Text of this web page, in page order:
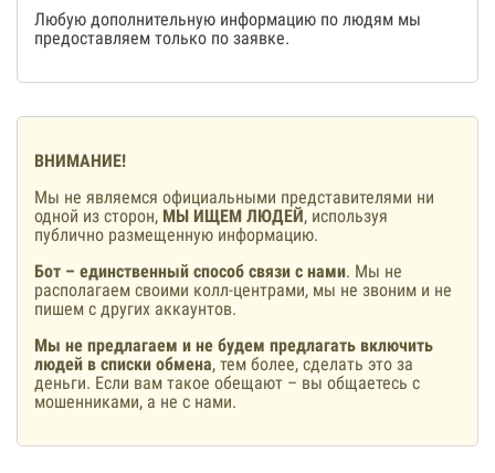
Любую дополнительную информацию по людям мы
предоставляем только по заявке.
ВНИМАНИЕ!
Мы не являемся официальными представителями ни
одной из сторон, МЫ ИЩЕМ ЛЮДЕЙ, используя
публично размещенную информацию.
Бот – единственный способ связи с нами. Мы не
располагаем своими колл-центрами, мы не звоним и не
пишем с других аккаунтов.
Мы не предлагаем и не будем предлагать включить
людей в списки обмена, тем более, сделать это за
деньги. Если вам такое обещают – вы общаетесь с
мошенниками, а не с нами.